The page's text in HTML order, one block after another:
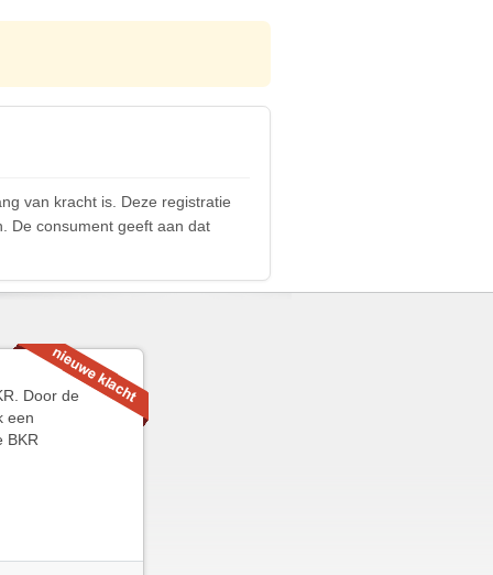
van kracht is. Deze registratie
De consument geeft aan dat
Door de
een
BKR